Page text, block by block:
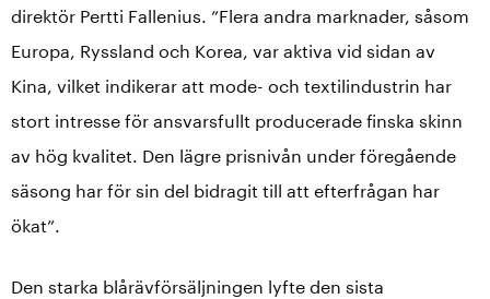
direktör Pertti Fallenius. ”Flera andra marknader, såsom
Europa, Ryssland och Korea, var aktiva vid sidan av
Kina, vilket indikerar att mode- och textilindustrin har
stort intresse för ansvarsfullt producerade finska skinn
av hög kvalitet. Den lägre prisnivån under föregående
säsong har för sin del bidragit till att efterfrågan har
ökat”.
Den starka blårävförsäljningen lyfte den sista